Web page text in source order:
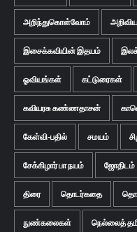
அறிந்துகொள்வோம்
இசைக்கவியின் இதயம்
ஓவியங்கள் கட்டுரைகள்
கவியரசு கண்ணதாசன்
கேள்வி-பதில் சமயம்
சேக்கிழார் பா நயம் ஜோதிடம்
திரை தொடர்கதை
நுண்கலைகள் நெல்லைத்